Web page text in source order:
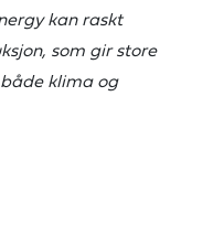
kan raskt
som gir store
klima og